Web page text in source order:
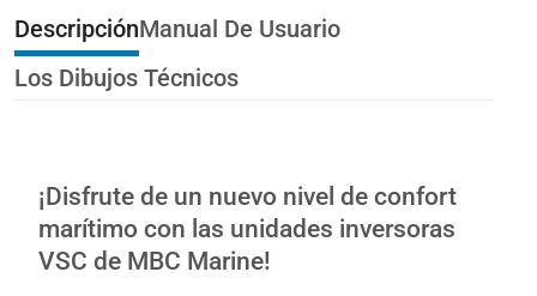
DescripciónManual De Usuario
Los Dibujos Técnicos
¡Disfrute de un nuevo nivel de confort
marítimo con las unidades inversoras
VSC de MBC Marine!